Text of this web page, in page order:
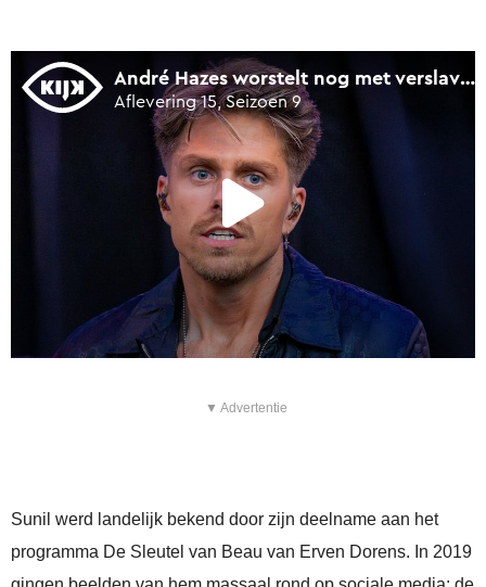
▼ Advertentie
Sunil werd landelijk bekend door zijn deelname aan het
programma De Sleutel van Beau van Erven Dorens. In 2019